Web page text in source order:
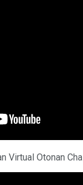
Virtual Otonan Cha